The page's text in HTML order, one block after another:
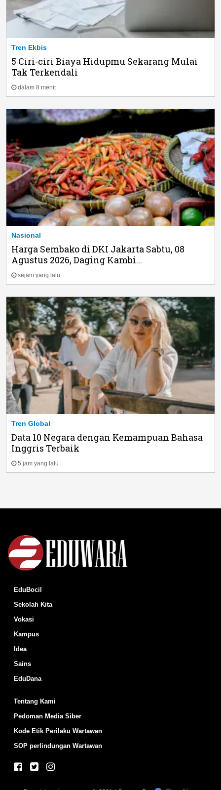
Tren Ekbis
5 Ciri-ciri Biaya Hidupmu Sekarang Mulai
Tak Terkendali
dalam 8 menit
Nasional
Harga Sembako di DKI Jakarta Sabtu, 08
Agustus 2026, Daging Kambi...
sejam yang lalu
Tren Global
Data 10 Negara dengan Kemampuan Bahasa
Inggris Terbaik
5 jam yang lalu
EduBocil
Sekolah Kita
Vokasi
Kampus
Idea
Sains
EduDana
Tentang Kami
Pedoman Media Siber
Kode Etik Perilaku Wartawan
SOP perlindungan Wartawan